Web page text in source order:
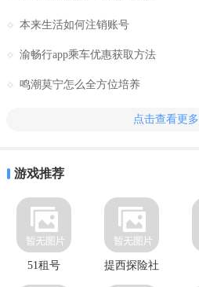
本来生活如何注销账号
渝畅行app乘车优惠获取方法
鸣潮莫宁怎么全方位培养
点击查看更多
游戏推荐
51租号 提西探险社